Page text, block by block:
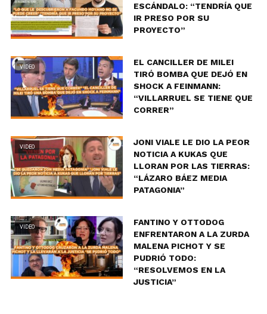
ESCÁNDALO: “TENDRÍA QUE
IR PRESO POR SU
PROYECTO”
VIDEO
EL CANCILLER DE MILEI
TIRÓ BOMBA QUE DEJÓ EN
SHOCK A FEINMANN:
“VILLARRUEL SE TIENE QUE
CORRER”
VIDEO
JONI VIALE LE DIO LA PEOR
NOTICIA A KUKAS QUE
LLORAN POR LAS TIERRAS:
“LÁZARO BÁEZ MEDIA
PATAGONIA”
VIDEO
FANTINO Y OTTODOG
ENFRENTARON A LA ZURDA
MALENA PICHOT Y SE
PUDRIÓ TODO:
“RESOLVEMOS EN LA
JUSTICIA”